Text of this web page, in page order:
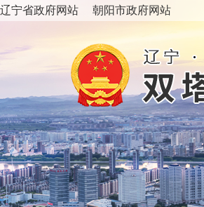
辽宁省政府网站 朝阳市政府网站